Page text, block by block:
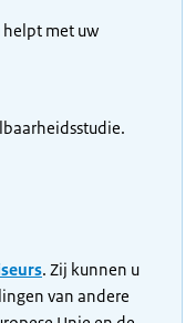
helpt met uw
. Zij kunnen u
van andere